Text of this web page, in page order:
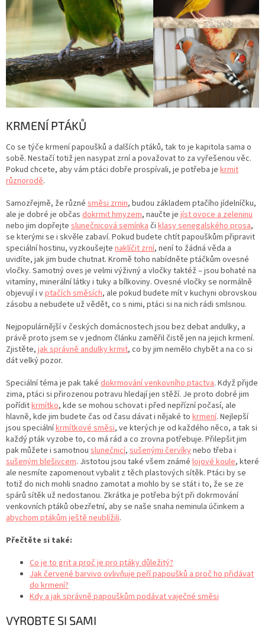
KRMENÍ PTÁKŮ
Co se týče krmení papoušků a dalších ptáků, tak to je kapitola sama o
sobě. Nestačí totiž jen nasypat zrní a považovat to za vyřešenou věc.
Pokud chcete, aby vám ptáci dobře prospívali, je potřeba je krmit
různorodě.
Samozřejmě, že různé směsi zrnin, budou základem ptačího jídelníčku,
ale je dobré je občas dokrmit hmyzem, naučte je jíst ovoce a zeleninu
nebo jim dopřejte slunečnicová semínka či klasy senegalského prosa,
se kterými se i skvěle zabaví. Pokud budete chtít papouškům připravit
speciální hostinu, vyzkoušejte naklíčit zrní, není to žádná věda a
uvidíte, jak jim bude chutnat. Kromě toho nabídněte ptáčkům ovesné
vločky. Samotný oves je velmi výživný a vločky taktéž – jsou bohaté na
vitamíny, minerální látky i tuky a bílkoviny. Ovesné vločky se normálně
objevují i vptačích směsích, ale pokud budete mít v kuchyni obrovskou
zásobu a nebudete už vědět, co s nimi, ptáci si na nich rádi smlsnou.
Nejpopulárnější v českých domácnostech jsou bez debat andulky, a
právě proto jsem se v jednom článku zaměřil čistě jen na jejich krmení.
Zjistěte, jak správně andulky krmit, co by jim nemělo chybět a na co si
dát velký pozor.
Speciální téma je pak také dokrmování venkovního ptactva. Když přijde
zima, ptáci si přirozenou potravu hledají jen stěží. Je proto dobré jim
poříditkrmítko, kde se mohou schovat i před nepřízní počasí, ale
hlavně, kde jim budete čas od času dávat i nějaké to krmení. Nejlepší
jsou speciálníkrmítkové směsi, ve kterých je od každého něco, a tak si
každý pták vyzobe to, co má rád a co zrovna potřebuje. Přilepšit jim
pak můžete i samotnou slunečnicí, sušenými červíkynebo třeba i
sušeným blešivcem. Jistotou jsou také všem známé lojové koule, které
ale nesmíte zapomenout vybalit z těch plastových sítěk. Ptáci by se
totiž do nich mohli snadno zamotat a mohlo by se stát i to, že se ze
spárů sítěk už nedostanou. Zkrátka je potřeba být při dokrmování
venkovních ptáků obezřetní, aby se naše snaha neminula účinkem a
abychom ptákům ještě neublížili.
Přečtěte si také:
Co je to grit a proč je pro ptáky důležitý?
Jak červené barvivo ovlivňuje peří papoušků a proč ho přidávat
do krmení?
Kdy a jak správně papouškům podávat vaječné směsi
VYROBTE SI SAMI